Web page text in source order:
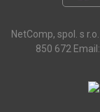
NetComp, spol. s r.o.
850 672 Email: